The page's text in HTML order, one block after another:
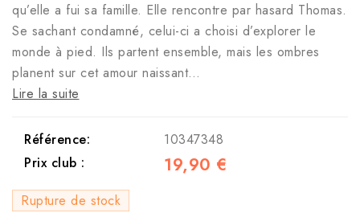
qu’elle a fui sa famille. Elle rencontre par hasard Thomas.
Se sachant condamné, celui-ci a choisi d’explorer le
monde à pied. Ils partent ensemble, mais les ombres
planent sur cet amour naissant…
Lire la suite
Référence:
10347348
Prix club :
19,90 €
Rupture de stock